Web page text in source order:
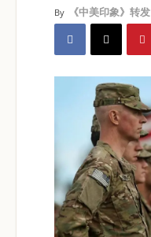
By 《中美印象》转发